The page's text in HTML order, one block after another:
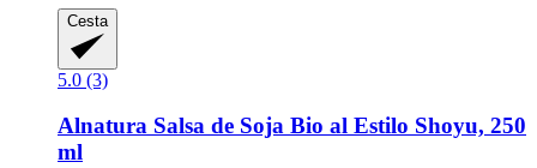
Cesta
5.0 (3)
Alnatura Salsa de Soja Bio al Estilo Shoyu, 250
ml